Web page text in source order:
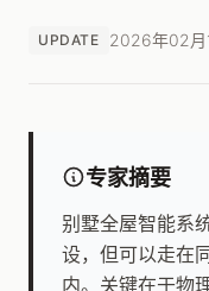
UPDATE 2026年02月
专家摘要
别墅全屋智能系
设，但可以走在
内。关键在于物